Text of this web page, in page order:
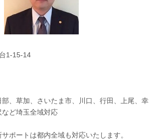
1-15-14
、草加、さいたま市、川口、行田、上尾、幸
ど埼玉全域対応
ポートは都内全域も対応いたします。